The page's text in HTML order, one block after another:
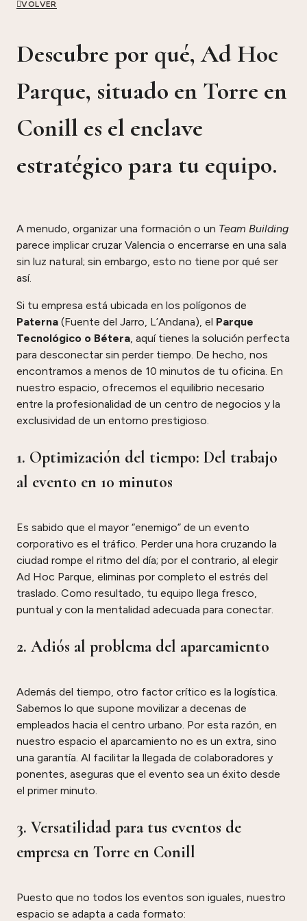
VOLVER
Descubre por qué,Ad Hoc
Parque, situado en Torre en
Conill es el enclave
estratégico para tu equipo.
A menudo, organizar una formación o un Team Building
parece implicar cruzar Valencia o encerrarse en una sala
sin luz natural; sin embargo, esto no tiene por qué ser
así.
Si tu empresa está ubicada en los polígonos de
Paterna (Fuente del Jarro, L’Andana), el Parque
Tecnológico o Bétera , aquí tienes la solución perfecta
para desconectar sin perder tiempo. De hecho, nos
encontramos a menos de 10 minutos de tu oficina. En
nuestro espacio, ofrecemos el equilibrio necesario
entre la profesionalidad de un centro de negocios y la
exclusividad de un entorno prestigioso.
1. Optimización del tiempo: Del trabajo
al evento en 10 minutos
Es sabido que el mayor “enemigo” de un evento
corporativo es el tráfico. Perder una hora cruzando la
ciudad rompe el ritmo del día; por el contrario, al elegir
Ad Hoc Parque, eliminas por completo el estrés del
traslado. Como resultado, tu equipo llega fresco,
puntual y con la mentalidad adecuada para conectar.
2. Adiós al problema del aparcamiento
Además del tiempo, otro factor crítico es la logística.
Sabemos lo que supone movilizar a decenas de
empleados hacia el centro urbano. Por esta razón, en
nuestro espacio el aparcamiento no es un extra, sino
una garantía. Al facilitar la llegada de colaboradores y
ponentes, aseguras que el evento sea un éxito desde
el primer minuto.
3. Versatilidad para tus eventos de
empresa en Torre en Conill
Puesto que no todos los eventos son iguales, nuestro
espacio se adapta a cada formato: